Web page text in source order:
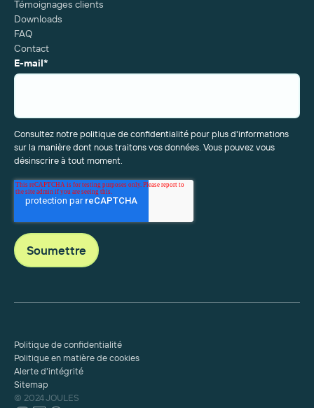
Témoignages clients
Downloads
FAQ
Contact
E-mail*
Consultez notre politique de confidentialité pour plus d'informations
sur la manière dont nous traitons vos données. Vous pouvez vous
désinscrire à tout moment.
Politique de confidentialité
Politique en matière de cookies
Alerte d'intégrité
Sitemap
© 2024 JOULES